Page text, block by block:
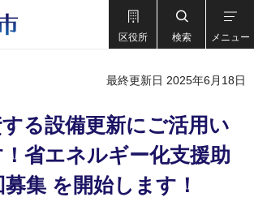
区役所 検索 メニュー
最終更新日 2025年6月18日
る設備更新にご活用い
省エネルギー化支援助
集 を開始します！